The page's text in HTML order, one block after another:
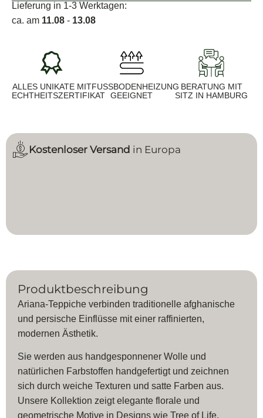
Lieferung in 1-3 Werktagen:
ca. am 11.08 - 13.08
ALLES UNIKATE MIT
ECHTHEITSZERTIFIKAT
FUSSBODENHEIZUNG G
EEIGNET
BERATUNG MIT
SITZ IN HAMBURG
Kostenloser Versand in Europa
Produktbeschreibung
Ariana-Teppiche verbinden traditionelle afghanische
und persische Einflüsse mit einer raffinierten,
modernen Ästhetik.
Sie werden aus handgesponnener Wolle und
natürlichen Farbstoffen handgefertigt und zeichnen
sich durch weiche Texturen und satte Farben aus.
Unsere Kollektion zeigt elegante florale und
geometrische Motive in Designs wie Tree of Life,